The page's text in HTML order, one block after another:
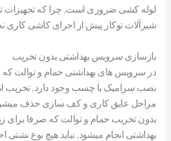
لوله کشی ضروری است, چرا که تجهیزات
شیرآلات توکار پیش از اجرای کاشی
بازسازی سرویس بهداشتی بدون تخریب
در سرویس های بهداشتی حمام و توالت
نصب سرامیک با چسب وجود دارد, تخریب
مراحل عایق کاری و کف سازی حذف
بدون تخریب حمام و توالت که صرفا برای
بهداشتی انجام میشود, نباید هیچ نوع نشتی